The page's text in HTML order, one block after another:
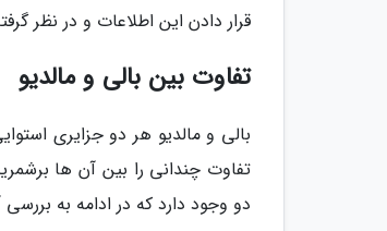
قرار دادن این اطلاعات و در نظر
تفاوت بین بالی و مالدیو
بالی و مالدیو هر دو جزایری
تفاوت چندانی را بین آن ها
دو وجود دارد که در ادامه به